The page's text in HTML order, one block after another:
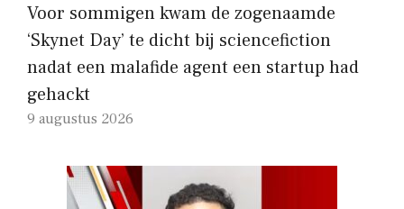
Voor sommigen kwam de zogenaamde
‘Skynet Day’ te dicht bij sciencefiction
nadat een malafide agent een startup had
gehackt
9 augustus 2026